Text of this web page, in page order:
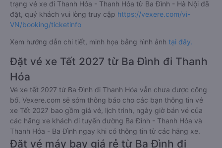
trạng vé xe đi Thanh Hóa - Thanh Hóa từ Ba Đình - Hà Nội đã
đặt, quý khách vui lòng truy cập https://vexere.com/vi-
VN/booking/ticketinfo
Xem hướng dẫn chi tiết, minh họa bằng hình ảnh tại đây.
Đặt vé xe Tết 2027 từ Ba Đình đi Thanh
Hóa
Vé xe tết 2027 từ Ba Đình đi Thanh Hóa vẫn chưa được công
bố. Vexere.com sẽ sớm thông báo cho các bạn thông tin vé
xe Tết 2027 bao gồm giá vé, lịch trình, ngày giờ bán vé của
các hãng xe khách đi tuyến đường Ba Đình - Thanh Hóa và
Thanh Hóa - Ba Đình ngay khi có thông tin từ các hãng xe.
Đặt vé máy bay giá rẻ từ Ba Đình đi